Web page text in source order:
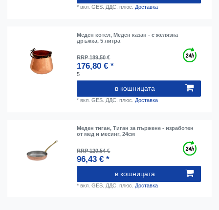
*вкл. GES. ДДС. плюс. Доставка
Меден котел, Меден казан - с желязна
дръжка, 5 литра
RRP 189,50 €
176,80 € *
5
в кошницата
*вкл. GES. ДДС. плюс. Доставка
Меден тиган, Тиган за пържене - изработен
от мед и месинг, 24см
RRP 120,54 €
96,43 € *
в кошницата
*вкл. GES. ДДС. плюс. Доставка